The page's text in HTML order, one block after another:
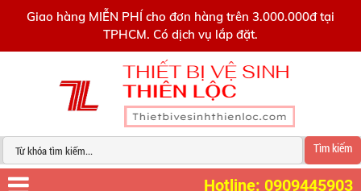
Giao hàng MIỄN PHÍ cho đơn hàng trên 3.000.000đ tại
TPHCM. Có dịch vụ lắp đặt.
Tìm kiếm
Hotline: 0909445903
0909445903